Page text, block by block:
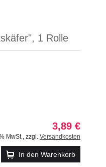
1 Rolle
3,89 €
MwSt. zzgl. Versandkosten
In den Warenkorb